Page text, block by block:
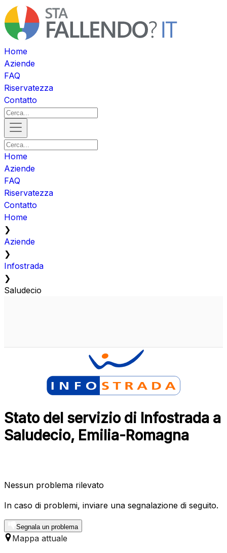
Home
Aziende
FAQ
Riservatezza
Contatto
Home
Aziende
FAQ
Riservatezza
Contatto
Home
❯
Aziende
❯
Infostrada
❯
Saludecio
Stato del servizio di Infostrada a
Saludecio, Emilia-Romagna
Nessun problema rilevato
In caso di problemi, inviare una segnalazione di seguito.
Segnala un problema
Mappa attuale